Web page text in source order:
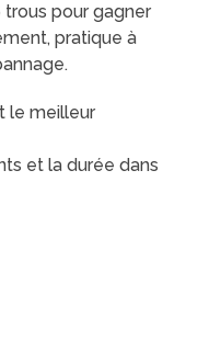
trous pour gagner
pratique à
le meilleur
et la durée dans